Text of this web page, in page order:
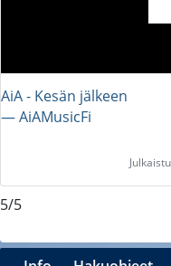
AiA - Kesän jälkeen
― AiAMusicFi
5/5